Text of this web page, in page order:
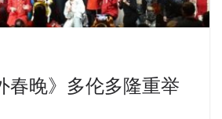
春晚》多伦多隆重举